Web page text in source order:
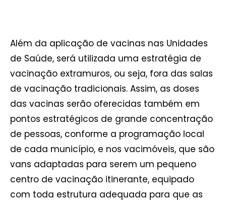
Além da aplicação de vacinas nas Unidades
de Saúde, será utilizada uma estratégia de
vacinação extramuros, ou seja, fora das salas
de vacinação tradicionais. Assim, as doses
das vacinas serão oferecidas também em
pontos estratégicos de grande concentração
de pessoas, conforme a programação local
de cada município, e nos vacimóveis, que são
vans adaptadas para serem um pequeno
centro de vacinação itinerante, equipado
com toda estrutura adequada para que as